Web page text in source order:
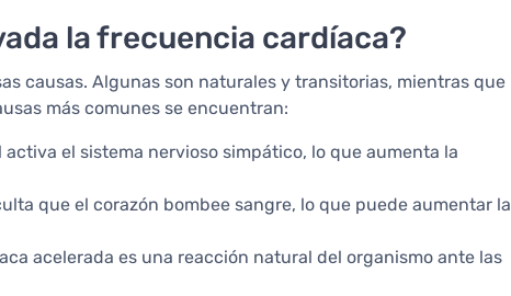
la frecuencia cardíaca?
causas. Algunas son naturales y transitorias, mientras que
más comunes se encuentran:
activa el sistema nervioso simpático, lo que aumenta la
que el corazón bombee sangre, lo que puede aumentar la
acelerada es una reacción natural del organismo ante las